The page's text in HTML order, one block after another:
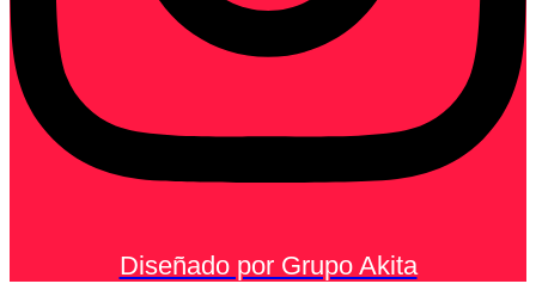
Diseñado por Grupo Akita